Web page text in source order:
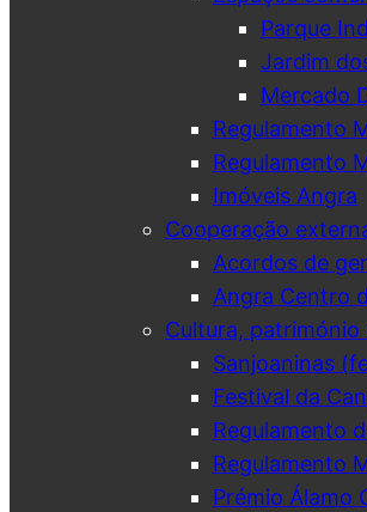
Parque
Jardim
Mercado
Regulamento
Regulamento
Imóveis Angra
Cooperação
Acordos de
Angra Centro
Cultura, património
Sanjoaninas
Festival da
Regulamento
Regulamento
Prémio Álamo